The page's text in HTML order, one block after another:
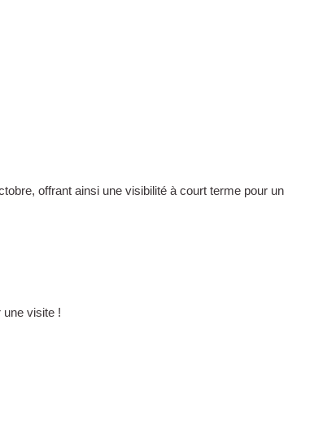
offrant ainsi une visibilité à court terme pour un
visite !